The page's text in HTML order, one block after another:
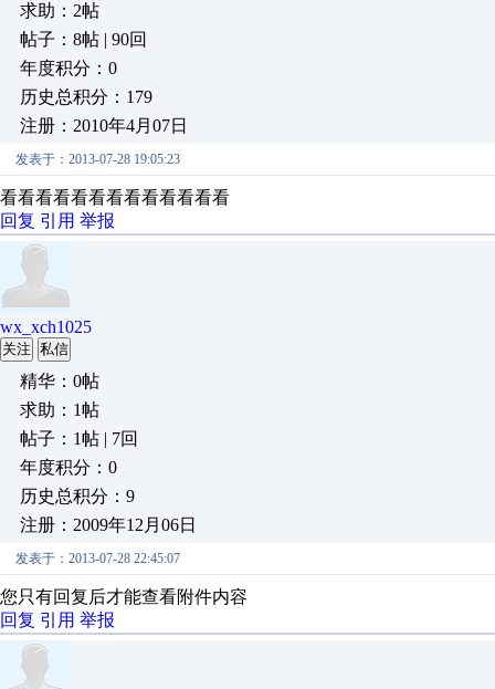
求助：2帖
帖子：8帖 | 90回
年度积分：0
历史总积分：179
注册：2010年4月07日
发表于：2013-07-28 19:05:23
看看看看看看看看看看看看看
回复 引用 举报
wx_xch1025
关注 私信
精华：0帖
求助：1帖
帖子：1帖 | 7回
年度积分：0
历史总积分：9
注册：2009年12月06日
发表于：2013-07-28 22:45:07
您只有回复后才能查看附件内容
回复 引用 举报